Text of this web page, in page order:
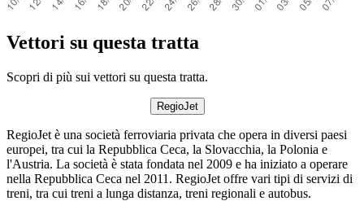
Vettori su questa tratta
Scopri di più sui vettori su questa tratta.
RegioJet
RegioJet è una società ferroviaria privata che opera in diversi paesi
europei, tra cui la Repubblica Ceca, la Slovacchia, la Polonia e
l'Austria. La società è stata fondata nel 2009 e ha iniziato a operare
nella Repubblica Ceca nel 2011. RegioJet offre vari tipi di servizi di
treni, tra cui treni a lunga distanza, treni regionali e autobus.